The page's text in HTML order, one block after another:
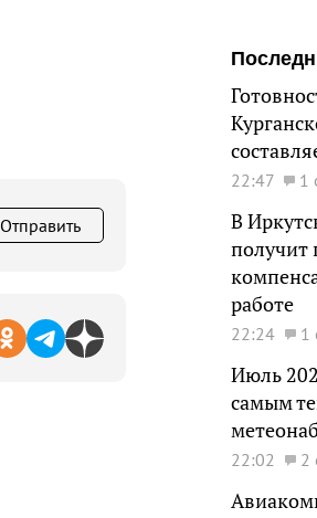
Отправить
22:47 1
В
получит
работе
22:24 1
Июль
самым
22:02 2